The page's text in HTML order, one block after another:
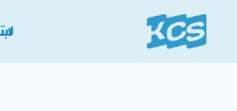
تخطي
المحتوى